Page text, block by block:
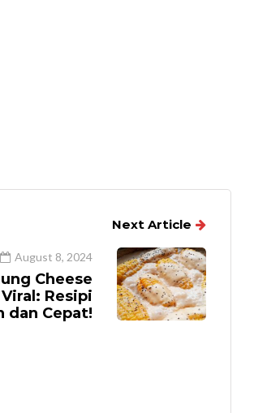
Next Article
August 8, 2024
Cheese
Resipi
dan Cepat!